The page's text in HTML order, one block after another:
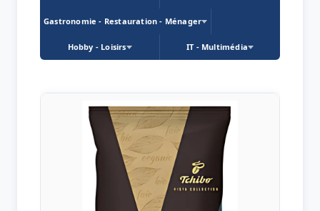
Gastronomie - Restauration - Ménager
Hobby - Loisirs IT - Multimédia